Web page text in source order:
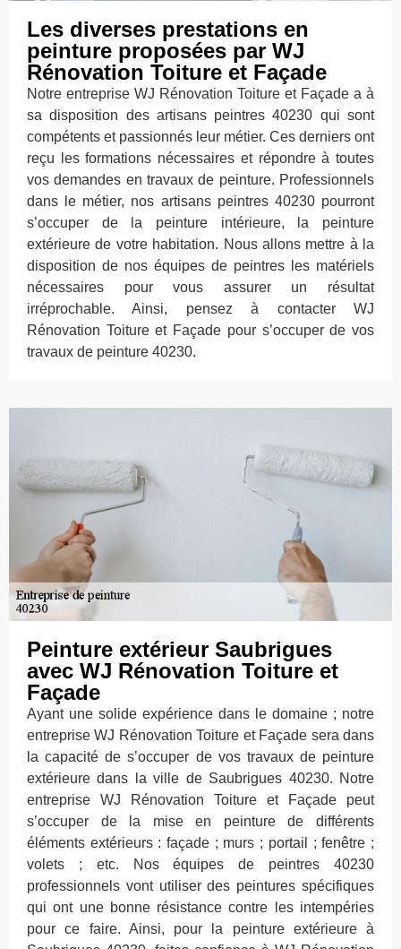
Les diverses prestations en
peinture proposées par WJ
Rénovation Toiture et Façade
Notre entreprise WJ Rénovation Toiture et Façade a à
sa disposition des artisans peintres 40230 qui sont
compétents et passionnés leur métier. Ces derniers ont
reçu les formations nécessaires et répondre à toutes
vos demandes en travaux de peinture. Professionnels
dans le métier, nos artisans peintres 40230 pourront
s’occuper de la peinture intérieure, la peinture
extérieure de votre habitation. Nous allons mettre à la
disposition de nos équipes de peintres les matériels
nécessaires pour vous assurer un résultat
irréprochable. Ainsi, pensez à contacter WJ
Rénovation Toiture et Façade pour s’occuper de vos
travaux de peinture 40230.
Peinture extérieur Saubrigues
avec WJ Rénovation Toiture et
Façade
Ayant une solide expérience dans le domaine ; notre
entreprise WJ Rénovation Toiture et Façade sera dans
la capacité de s’occuper de vos travaux de peinture
extérieure dans la ville de Saubrigues 40230. Notre
entreprise WJ Rénovation Toiture et Façade peut
s’occuper de la mise en peinture de différents
éléments extérieurs : façade ; murs ; portail ; fenêtre ;
volets ; etc. Nos équipes de peintres 40230
professionnels vont utiliser des peintures spécifiques
qui ont une bonne résistance contre les intempéries
pour ce faire. Ainsi, pour la peinture extérieure à